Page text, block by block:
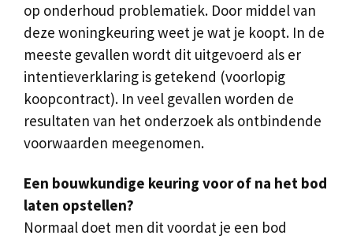
op onderhoud problematiek. Door middel van
deze woningkeuring weet je wat je koopt. In de
meeste gevallen wordt dit uitgevoerd als er
intentieverklaring is getekend (voorlopig
koopcontract). In veel gevallen worden de
resultaten van het onderzoek als ontbindende
voorwaarden meegenomen.
Een bouwkundige keuring voor of na het bod
laten opstellen?
Normaal doet men dit voordat je een bod